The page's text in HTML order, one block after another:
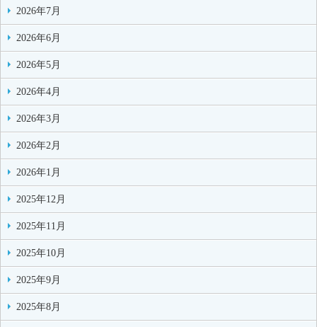
2026年7月
2026年6月
2026年5月
2026年4月
2026年3月
2026年2月
2026年1月
2025年12月
2025年11月
2025年10月
2025年9月
2025年8月